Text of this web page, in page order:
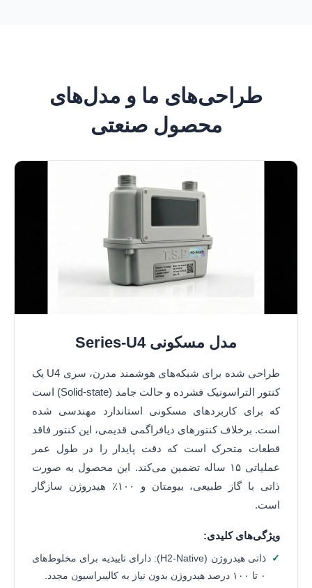
طراحی‌های ما و مدل‌های
محصول صنعتی
مدل مسکونی Series-U4
طراحی شده برای شبکه‌های هوشمند مدرن، سری U4 یک
کنتور التراسونیک فشرده و حالت جامد (Solid-state) است
که برای کاربردهای مسکونی استاندارد مهندسی شده
است. برخلاف کنتورهای دیافراگمی قدیمی، این کنتور فاقد
قطعات متحرک است که دقت پایدار را در طول عمر
عملیاتی ۱۵ ساله تضمین می‌کند. این محصول به صورت
ذاتی با گاز طبیعی، بیومتان و ۱۰۰٪ هیدروژن سازگار
است.
ویژگی‌های کلیدی:
ذاتی هیدروژن (H2-Native): دارای تاییدیه برای مخلوط‌های
۰ تا ۱۰۰ درصد هیدروژن بدون نیاز به کالیبراسیون مجدد.